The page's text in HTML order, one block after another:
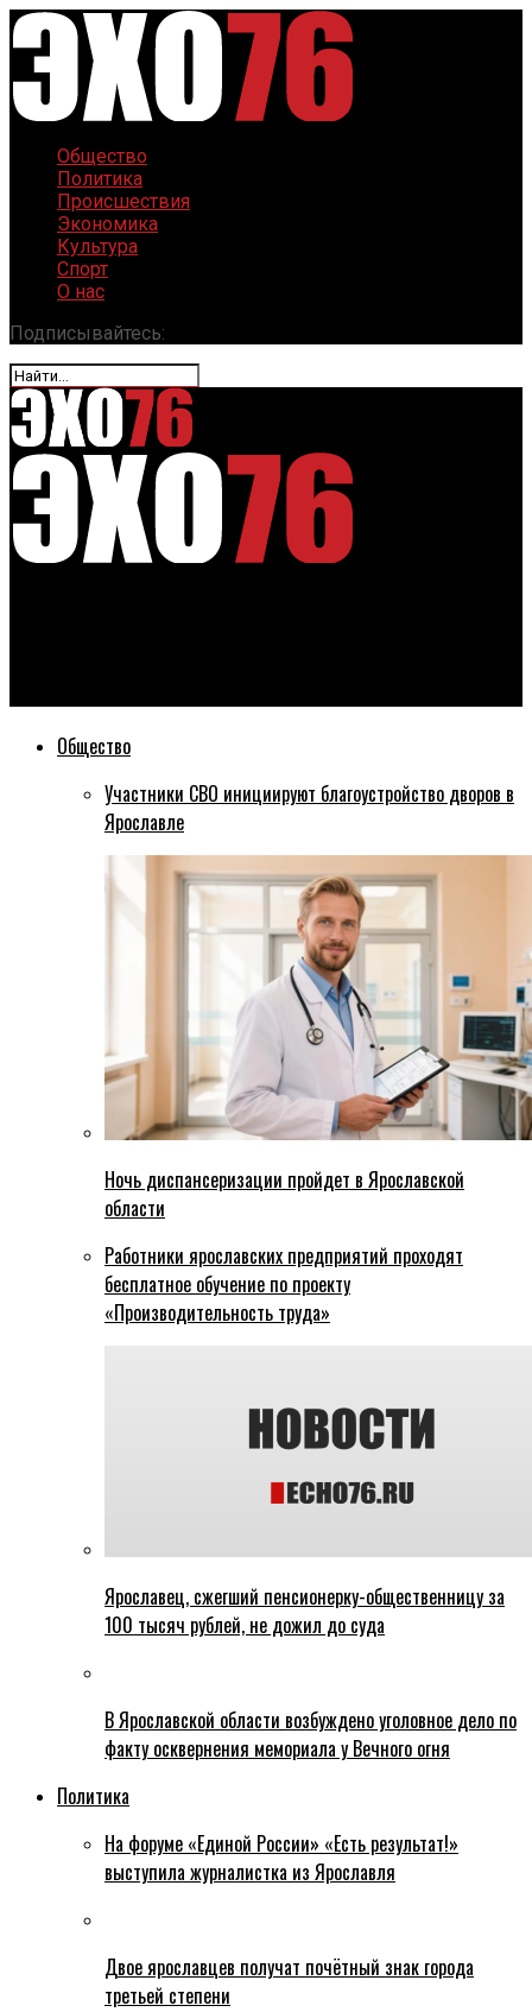
Общество
Политика
Происшествия
Экономика
Культура
Спорт
О нас
Подписывайтесь:
Общество
Участники СВО инициируют благоустройство дворов в
Ярославле
Ночь диспансеризации пройдет в Ярославской
области
Работники ярославских предприятий проходят
бесплатное обучение по проекту
«Производительность труда»
Ярославец, сжегший пенсионерку-общественницу за
100 тысяч рублей, не дожил до суда
В Ярославской области возбуждено уголовное дело по
факту осквернения мемориала у Вечного огня
Политика
На форуме «Единой России» «Есть результат!»
выступила журналистка из Ярославля
Двое ярославцев получат почётный знак города
третьей степени